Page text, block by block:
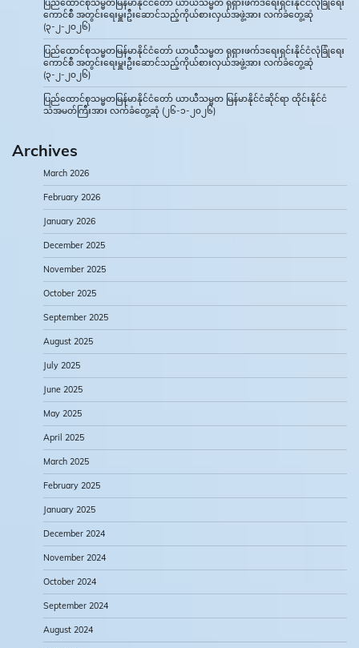
ပြည်ထောင်စုသမ္မတမြန်မာနိုင်ငံတော် ယာယီသမ္မတ ရုရှားဖက်ဒရေးရှင်းနိုင်ငံလုံခြုံရေး
ကောင်စီ အတွင်းရေးမှူးဦးဆောင်သည့်ကိုယ်စားလှယ်အဖွဲ့အား လက်ခံတွေ့ဆုံ
(၃-၂-၂၀၂၆)
ပြည်ထောင်စုသမ္မတမြန်မာနိုင်ငံတော် ယာယီသမ္မတ ရုရှားဖက်ဒရေးရှင်းနိုင်ငံလုံခြုံရေး
ကောင်စီ အတွင်းရေးမှူးဦးဆောင်သည့်ကိုယ်စားလှယ်အဖွဲ့အား လက်ခံတွေ့ဆုံ
(၃-၂-၂၀၂၆)
ပြည်ထောင်စုသမ္မတမြန်မာနိုင်ငံတော် ယာယီသမ္မတ မြန်မာနိုင်ငံဆိုင်ရာ ထိုင်းနိုင်ငံ
သံအမတ်ကြီးအား လက်ခံတွေ့ဆုံ (၂၆-၁-၂၀၂၆)
Archives
March 2026
February 2026
January 2026
December 2025
November 2025
October 2025
September 2025
August 2025
July 2025
June 2025
May 2025
April 2025
March 2025
February 2025
January 2025
December 2024
November 2024
October 2024
September 2024
August 2024